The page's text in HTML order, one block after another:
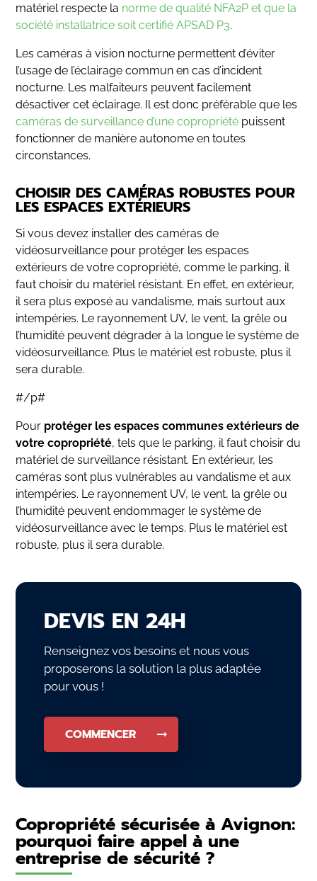
matériel respecte la norme de qualité NFA2P et que la
société installatrice soit certifié APSAD P3.
Les caméras à vision nocturne permettent d’éviter
l’usage de l’éclairage commun en cas d’incident
nocturne. Les malfaiteurs peuvent facilement
désactiver cet éclairage. Il est donc préférable que les
caméras de surveillance d’une copropriété puissent
fonctionner de manière autonome en toutes
circonstances.
CHOISIR DES CAMÉRAS ROBUSTES POUR
LES ESPACES EXTÉRIEURS
Si vous devez installer des caméras de
vidéosurveillance pour protéger les espaces
extérieurs de votre copropriété, comme le parking, il
faut choisir du matériel résistant. En effet, en extérieur,
il sera plus exposé au vandalisme, mais surtout aux
intempéries. Le rayonnement UV, le vent, la grêle ou
l’humidité peuvent dégrader à la longue le système de
vidéosurveillance. Plus le matériel est robuste, plus il
sera durable.
#/p#
Pour protéger les espaces communes extérieurs de
votre copropriété, tels que le parking, il faut choisir du
matériel de surveillance résistant. En extérieur, les
caméras sont plus vulnérables au vandalisme et aux
intempéries. Le rayonnement UV, le vent, la grêle ou
l’humidité peuvent endommager le système de
vidéosurveillance avec le temps. Plus le matériel est
robuste, plus il sera durable.
DEVIS EN 24H
Renseignez vos besoins et nous vous
proposerons la solution la plus adaptée
pour vous !
COMMENCER
Copropriété sécurisée à Avignon:
pourquoi faire appel à une
entreprise de sécurité ?